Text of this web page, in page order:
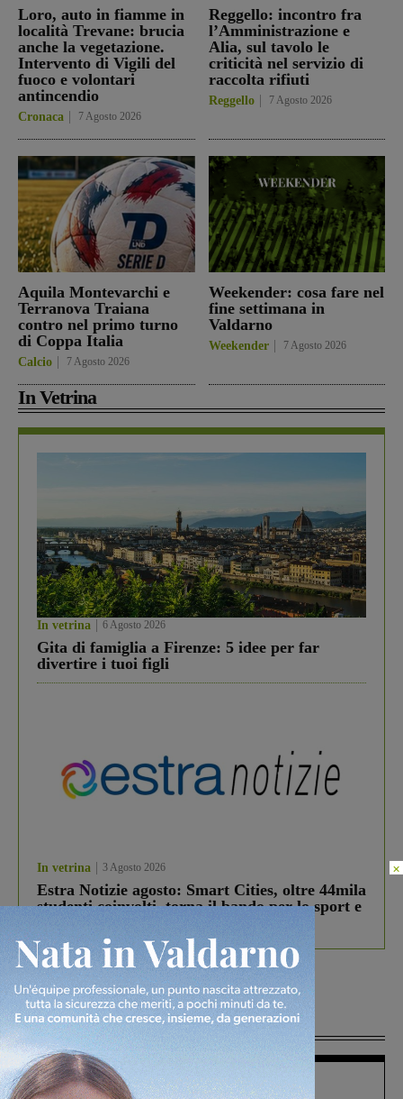
Loro, auto in fiamme in
località Trevane: brucia
anche la vegetazione.
Intervento di Vigili del
fuoco e volontari
antincendio
Cronaca 7 Agosto 2026
Reggello: incontro fra
l’Amministrazione e
Alia, sul tavolo le
criticità nel servizio di
raccolta rifiuti
Reggello 7 Agosto 2026
Aquila Montevarchi e
Terranova Traiana
contro nel primo turno
di Coppa Italia
Calcio 7 Agosto 2026
Weekender: cosa fare nel
fine settimana in
Valdarno
Weekender 7 Agosto 2026
In Vetrina
In vetrina 6 Agosto 2026
Gita di famiglia a Firenze: 5 idee per far
divertire i tuoi figli
In vetrina 3 Agosto 2026
Estra Notizie agosto: Smart Cities, oltre 44mila
studenti coinvolti, torna il bando per lo sport e
Più lette
Figline Incisa Valdarno 1 Agosto 2026
×